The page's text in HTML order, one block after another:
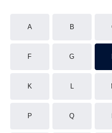
A B
F G
K L
P Q